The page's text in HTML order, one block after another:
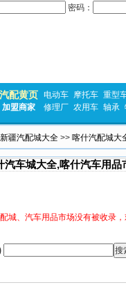
密码：
汽配黄页 电动车 摩托车 重型
加盟商家
修理厂 农用车 轴承
新疆汽配城大全 >> 喀什汽配城大
汽车城大全,喀什汽车用品
城、汽车用品市场没有被收录